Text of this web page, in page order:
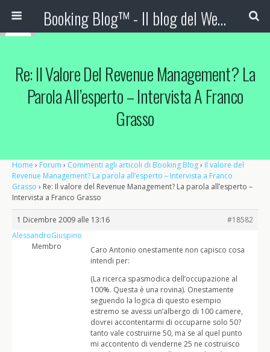
Booking Blog™ - Il blog del Web Marketing Turistico
Re: Il Valore Del Revenue Management? La
Parola All’esperto – Intervista A Franco
Grasso
Home › Forum › Commenti agli articoli di Booking Blog› Il valore del
Revenue Management? La parola all’esperto – Intervista a Franco
Grasso › Re: Il valore del Revenue Management? La parola all’esperto –
Intervista a Franco Grasso
1 Dicembre 2009 alle 13:16
#18582
AlessandroGiuspino
Membro
Caro Antonio onestamente non capisco cosa
intendi per:
(La ricerca spasmodica dell’occupazione al
100%. Questa è una rovina). Onestamente
seguendo la logica di questo esempio
estremo se avessi un’albergo di 100 camere,
dovrei accontentarmi di occuparne solo 50?
tanto vale costruirne 50, ma se al quel punto
mi accontento di venderne 25 ne costruisco